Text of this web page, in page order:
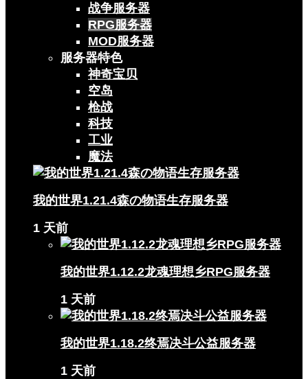
战争服务器
RPG服务器
MOD服务器
服务器特色
神奇宝贝
空岛
枪战
科技
工业
魔法
我的世界1.21.4森の物语生存服务器
1 天前
我的世界1.12.2龙魂理想乡RPG服务器
1 天前
我的世界1.18.2终焉决斗公益服务器
1 天前